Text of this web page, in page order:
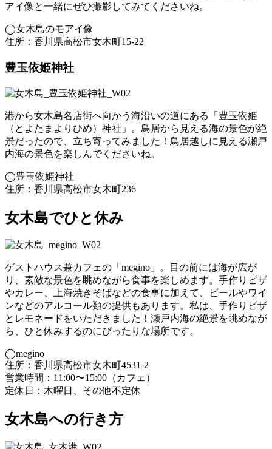
アイ像と一緒にぜひ撮影してみてくださいね。
◯女木島のモアイ像
住所：香川県高松市女木町15-22
豊玉依姫神社
港から女木島名店街へ向かう海沿いの道にある「豊玉依姫
（とよたまよりひめ）神社」。鳥居から見える海の景色が絶
景だったので、立ち寄ってみました！鳥居越しに見える瀬戸
内海の景色を楽しんでくださいね。
◯豊玉依姫神社
住所：香川県高松市女木町236
女木島でひと休み
ゲストハウス兼カフェの「megino」。目の前には海が広が
り、素敵な景色を眺めながら食事を楽しめます。手作りピザ
やカレー、上海焼きそばなどの食事に加えて、ビールやワイ
ンなどのアルコール類の提供もあります。私は、手作りピザ
とレモネードをいただきました！瀬戸内海の絶景を眺めなが
ら、ひと休みするのにぴったりな場所です。
◯megino
住所：香川県高松市女木町4531-2
営業時間：11:00〜15:00（カフェ）
定休日：木曜日、その他不定休
女木島への行き方